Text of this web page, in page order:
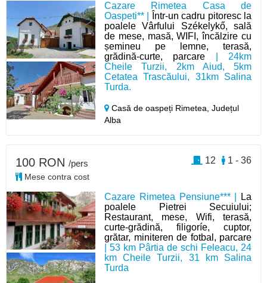
Cazare Rimetea Casa de
Oaspeti** |
Într-un cadru pitoresc la
poalele Vârfului Székelykő, sală
de mese, masă, WIFI, încălzire cu
șemineu pe lemne, terasă,
grădină-curte, parcare | 24km
Cheile Turzii, 2km Aiud, 5km
Cetatea Trascăului, 31km Salina
Turda.
Casă de oaspeți Rimetea,Județul
Alba
Cazare Rimetea Pensiune*** |
La
poalele Pietrei Secuiului;
Restaurant, mese, Wifi, terasă,
curte-grădină, filigoríe, cuptor,
grătar, miniteren de fotbal, parcare
| 53 km Pârtia de schi Feleacu, 24
km Cheile Turzii, 31 km Salina
Turda
100 RON /pers
Mese contra cost
1 - 36
12